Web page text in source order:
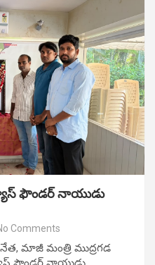
ఫౌండర్ నాయుడు
Comments
మాజీ మంత్రి ముద్రగడ